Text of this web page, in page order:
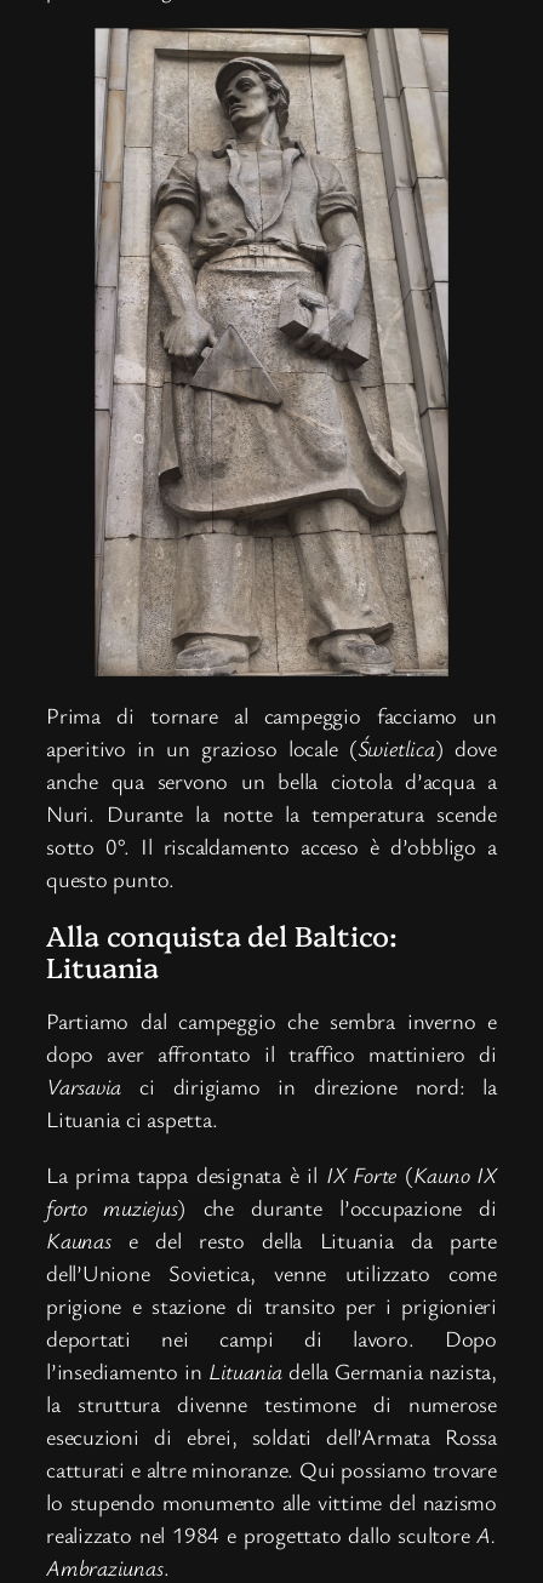
Prima di tornare al campeggio facciamo un
aperitivo in un grazioso locale (Świetlica) dove
anche qua servono un bella ciotola d’acqua a
Nuri. Durante la notte la temperatura scende
sotto 0°. Il riscaldamento acceso è d’obbligo a
questo punto.
Alla conquista del Baltico:
Lituania
Partiamo dal campeggio che sembra inverno e
dopo aver affrontato il traffico mattiniero di
Varsavia ci dirigiamo in direzione nord: la
Lituania ci aspetta.
La prima tappa designata è il IX Forte (Kauno IX
forto muziejus) che durante l’occupazione di
Kaunase del resto della Lituania da parte
dell’Unione Sovietica, venne utilizzato come
prigione e stazione di transito per i prigionieri
deportati nei campi di lavoro. Dopo
l’insediamento in Lituania della Germania nazista,
la struttura divenne testimone di numerose
esecuzioni di ebrei, soldati dell’Armata Rossa
catturati e altre minoranze. Qui possiamo trovare
lo stupendo monumento alle vittime del nazismo
realizzato nel 1984 e progettato dallo scultoreA.
Ambraziunas.